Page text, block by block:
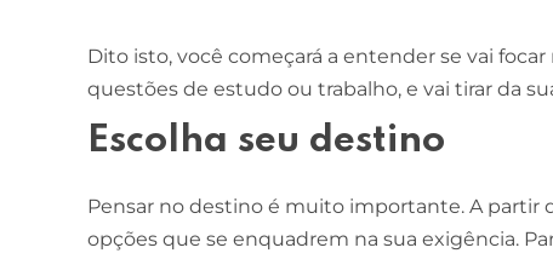
Dito isto, você começará a entender se vai
questões de estudo ou trabalho, e vai tirar da
Escolha seu destino
Pensar no destino é muito importante. A partir
opções que se enquadrem na sua exigência.